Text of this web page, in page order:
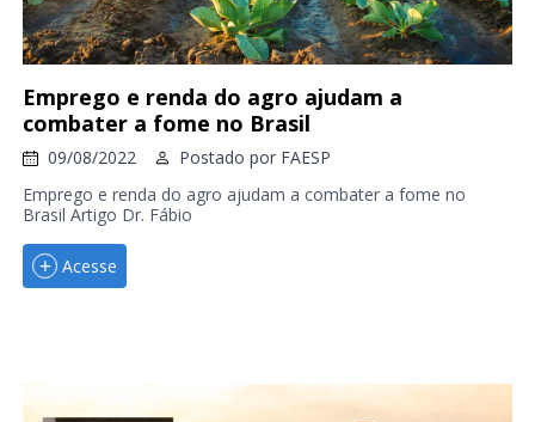
Emprego e renda do agro ajudam a
combater a fome no Brasil
09/08/2022 Postado por FAESP
Emprego e renda do agro ajudam a combater a fome no
Brasil Artigo Dr. Fábio
Acesse